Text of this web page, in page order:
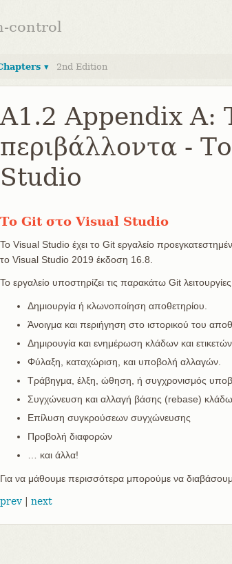
control
▾ 2nd Edition
A1.2 Appendix A:
περιβάλλοντα -
Studio
Το Git στο Visual Studio
Το Visual Studio έχει το Git εργαλείο
το Visual Studio 2019 έκδοση 16.8.
Το εργαλείο υποστηρίζει τις παρακάτω Git
Δημιουργία ή κλωνοποίηση αποθετηρίου.
Άνοιγμα και περιήγηση στο ιστορικού του
Δημιρουγία και ενημέρωση κλάδων και ετικετών.
Φύλαξη, καταχώριση, και υποβολή αλλαγών.
Τράβηγμα, έλξη, ώθηση, ή συγχρονισμός
Συγχώνευση και αλλαγή βάσης (rebase)
Επίλυση συγκρούσεων συγχώνευσης
Προβολή διαφορών
…​ και άλλα!
Για να μάθουμε περισσότερα μπορούμε να
prev next